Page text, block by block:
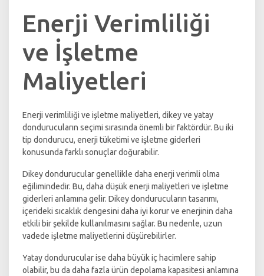
Enerji Verimliliği
ve İşletme
Maliyetleri
Enerji verimliliği ve işletme maliyetleri, dikey ve yatay
dondurucuların seçimi sırasında önemli bir faktördür. Bu iki
tip dondurucu, enerji tüketimi ve işletme giderleri
konusunda farklı sonuçlar doğurabilir.
Dikey dondurucular genellikle daha enerji verimli olma
eğilimindedir. Bu, daha düşük enerji maliyetleri ve işletme
giderleri anlamına gelir. Dikey dondurucuların tasarımı,
içerideki sıcaklık dengesini daha iyi korur ve enerjinin daha
etkili bir şekilde kullanılmasını sağlar. Bu nedenle, uzun
vadede işletme maliyetlerini düşürebilirler.
Yatay dondurucular ise daha büyük iç hacimlere sahip
olabilir, bu da daha fazla ürün depolama kapasitesi anlamına